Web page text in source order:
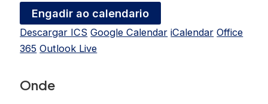
Engadir ao calendario
Descargar ICS Google Calendar iCalendar Office
365 Outlook Live
Onde